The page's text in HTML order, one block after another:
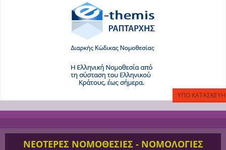
ΝΕΟΤΕΡΕΣ ΝΟΜΟΘΕΣΙΕΣ - ΝΟΜΟΛΟΓΙΕΣ